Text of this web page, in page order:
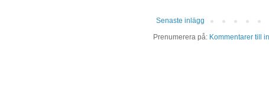
Senaste inlägg
Prenumerera på: Kommentarer till